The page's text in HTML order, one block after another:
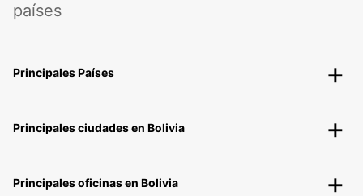
países
Principales Países
Principales ciudades en Bolivia
Principales oficinas en Bolivia